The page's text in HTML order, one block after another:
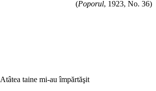
(Poporul, 1923, No. 36)
Atâtea taine mi-au împărtăşit